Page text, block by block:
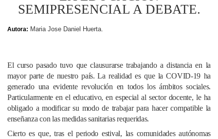
SEMIPRESENCIAL A DEBATE.
Autora: Maria Jose Daniel Huerta.
El curso pasado tuvo que clausurarse trabajando a distancia en la
mayor parte de nuestro país. La realidad es que la COVID-19 ha
generado una evidente revolución en todos los ámbitos sociales.
Particularmente en el educativo, en especial al sector docente, le ha
obligado a modificar su modo de trabajar para hacer compatible la
enseñanza con las medidas sanitarias requeridas.
Cierto es que, tras el periodo estival, las comunidades autónomas